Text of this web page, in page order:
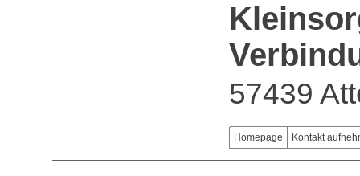
57439
Homepage Kontakt